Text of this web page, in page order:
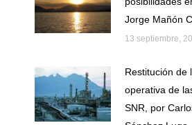
Jorge Mañón
13 septiembre,
Restitución de
operativa de
SNR, por